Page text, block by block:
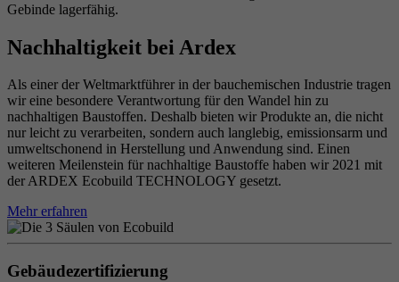
Gebinde lagerfähig.
Nachhaltigkeit bei Ardex
Als einer der Weltmarktführer in der bauchemischen Industrie tragen
wir eine besondere Verantwortung für den Wandel hin zu
nachhaltigen Baustoffen. Deshalb bieten wir Produkte an, die nicht
nur leicht zu verarbeiten, sondern auch langlebig, emissionsarm und
umweltschonend in Herstellung und Anwendung sind. Einen
weiteren Meilenstein für nachhaltige Baustoffe haben wir 2021 mit
der ARDEX Ecobuild TECHNOLOGY gesetzt.
Mehr erfahren
Gebäudezertifizierung